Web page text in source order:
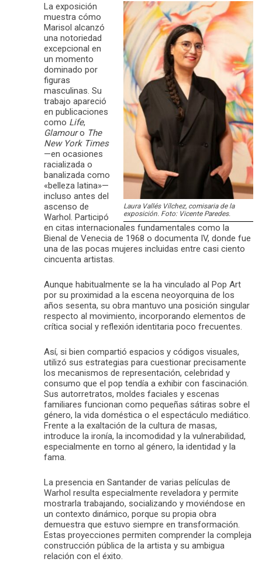
Laura Vallés Vílchez, comisaria de la
exposición. Foto: Vicente Paredes.
La exposición
muestra cómo
Marisol alcanzó
una notoriedad
excepcional en
un momento
dominado por
figuras
masculinas. Su
trabajo apareció
en publicaciones
como Life,
Glamouro The
New York Times
—en ocasiones
racializada o
banalizada como
«belleza latina»—
incluso antes del
ascenso de
Warhol. Participó
en citas internacionales fundamentales como la
Bienal de Venecia de 1968 o documenta IV, donde fue
una de las pocas mujeres incluidas entre casi ciento
cincuenta artistas.
Aunque habitualmente se la ha vinculado al Pop Art
por su proximidad a la escena neoyorquina de los
años sesenta, su obra mantuvo una posición singular
respecto al movimiento, incorporando elementos de
crítica social y reflexión identitaria poco frecuentes.
Así, si bien compartió espacios y códigos visuales,
utilizó sus estrategias para cuestionar precisamente
los mecanismos de representación, celebridad y
consumo que el pop tendía a exhibir con fascinación.
Sus autorretratos, moldes faciales y escenas
familiares funcionan como pequeñas sátiras sobre el
género, la vida doméstica o el espectáculo mediático.
Frente a la exaltación de la cultura de masas,
introduce la ironía, la incomodidad y la vulnerabilidad,
especialmente en torno al género, la identidad y la
fama.
La presencia en Santander de varias películas de
Warhol resulta especialmente reveladora y permite
mostrarla trabajando, socializando y moviéndose en
un contexto dinámico, porque su propia obra
demuestra que estuvo siempre en transformación.
Estas proyecciones permiten comprender la compleja
construcción pública de la artista y su ambigua
relación con el éxito.